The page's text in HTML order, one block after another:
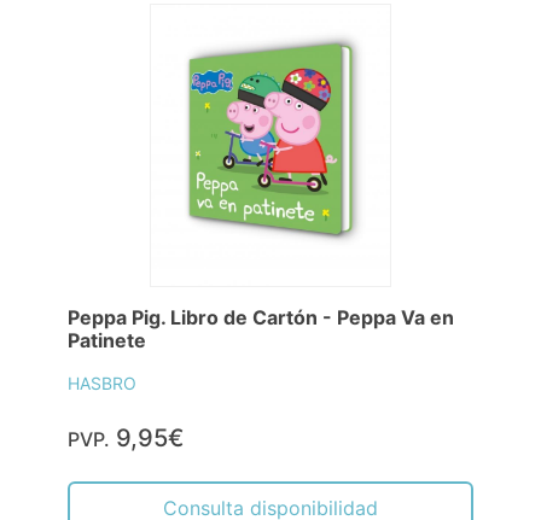
Peppa Pig. Libro de Cartón - Peppa Va en
Patinete
HASBRO
PVP. 9,95€
Consulta disponibilidad